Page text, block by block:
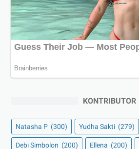
KONTRIBUTOR
Natasha P (300) Yudha Sakti (279)
Debi Simbolon (200) Ellena (200)